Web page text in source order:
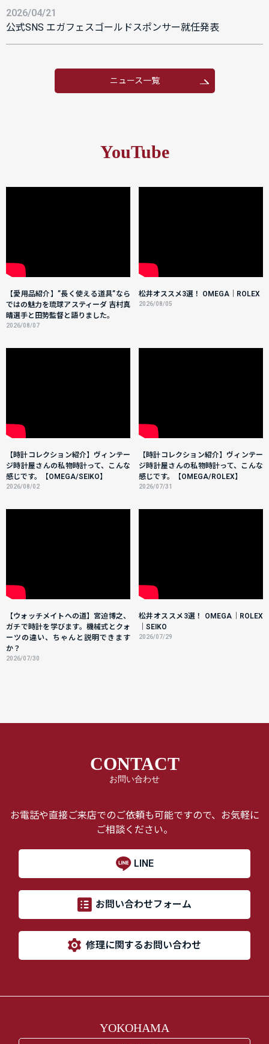
2026/04/21
公式SNS エガフェスゴールドスポンサー就任発表
ニュース一覧
YouTube
【愛用品紹介】”長く使える道具”なら
ではの魅力を琉球アスティーダ 吉村真
晴選手と田㔟監督と語りました。
2026/08/07
松井オススメ3選！ OMEGA｜ROLEX
2026/08/05
【時計コレクション紹介】ヴィンテー
ジ時計屋さんの私物時計って、こんな
感じです。【OMEGA/SEIKO】
2026/08/02
【時計コレクション紹介】ヴィンテー
ジ時計屋さんの私物時計って、こんな
感じです。【OMEGA/ROLEX】
2026/07/31
【ウォッチメイトへの道】宮迫博之、
ガチで時計を学びます。機械式とクォ
ーツの違い、ちゃんと説明できます
か？
2026/07/30
松井オススメ3選！ OMEGA｜ROLEX
｜SEIKO
2026/07/29
CONTACT
お問い合わせ
お電話や直接ご来店でのご依頼も可能ですので、お気軽に
ご相談ください。
LINE
お問い合わせフォーム
修理に関するお問い合わせ
YOKOHAMA